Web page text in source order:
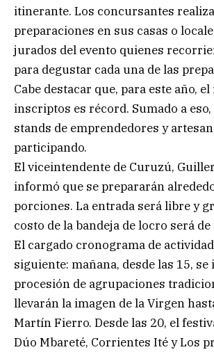
itinerante. Los concursantes
preparaciones en sus casas o
jurados del evento quienes
para degustar cada una de las
Cabe destacar que, para este año,
inscriptos es récord. Sumado a eso,
stands de emprendedores y
participando.
El viceintendente de Curuzú,
informó que se prepararán
porciones. La entrada será libre y
costo de la bandeja de locro será de
El cargado cronograma de
siguiente: mañana, desde las 15, se
procesión de agrupaciones
llevarán la imagen de la Virgen
Martín Fierro. Desde las 20, el
Dúo Mbareté, Corrientes Ité y Los